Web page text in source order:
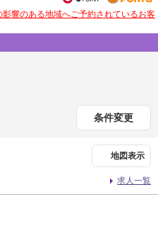
影響のある地域へご予約されているお客
条件変更
地図表示
求人一覧